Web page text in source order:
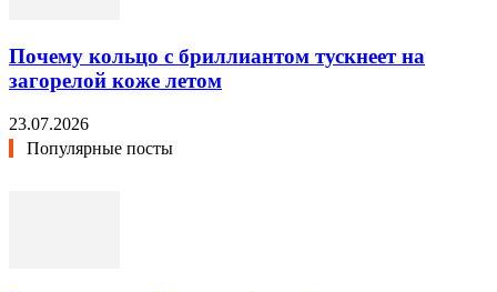
Почему кольцо с бриллиантом тускнеет на
загорелой коже летом
23.07.2026
Популярные посты